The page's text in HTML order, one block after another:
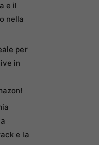
e il
nella
per
in
e la